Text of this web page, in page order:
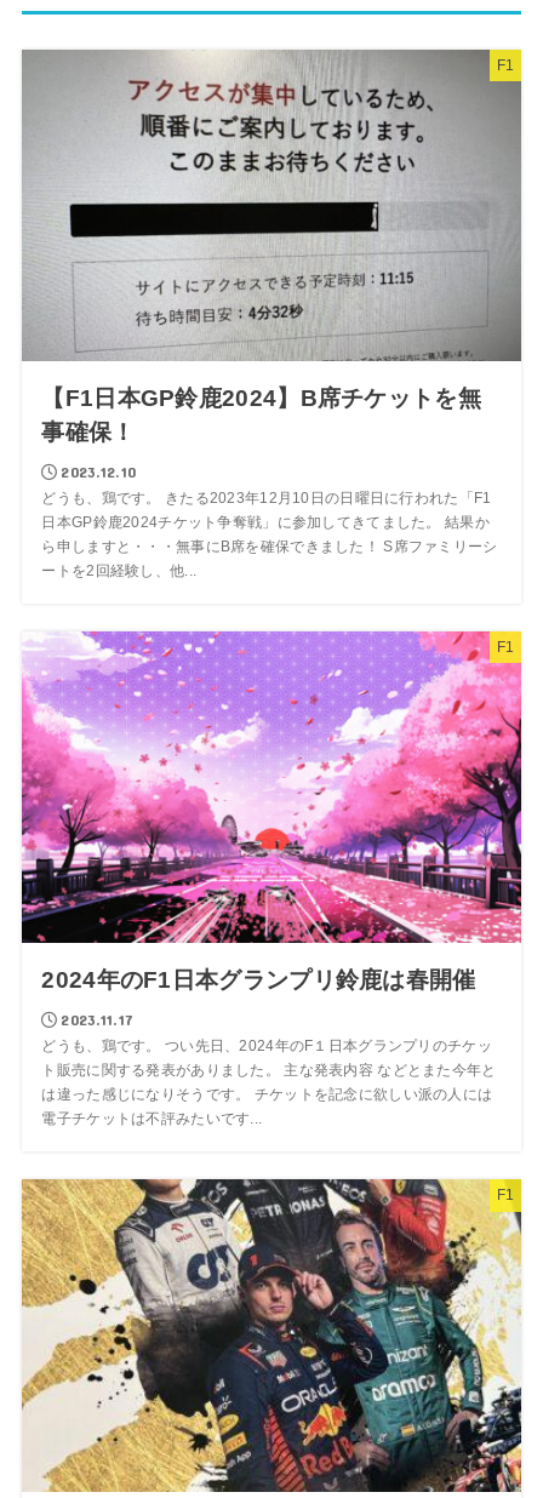
F1
【F1日本GP鈴鹿2024】B席チケットを無
事確保！
2023.12.10
どうも、鶏です。 きたる2023年12月10日の日曜日に行われた「F1
日本GP鈴鹿2024チケット争奪戦」に参加してきてました。 結果か
ら申しますと・・・無事にB席を確保できました！ S席ファミリーシ
ートを2回経験し、他...
F1
2024年のF1日本グランプリ鈴鹿は春開催
2023.11.17
どうも、鶏です。 つい先日、2024年のF１日本グランプリのチケッ
ト販売に関する発表がありました。 主な発表内容 などとまた今年と
は違った感じになりそうです。 チケットを記念に欲しい派の人には
電子チケットは不評みたいです...
F1